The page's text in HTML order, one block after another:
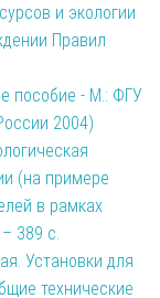
и экологии
Правил
пособие - М.: ФГУ
2004)
(на примере
в рамках
389 с.
Установки для
технические